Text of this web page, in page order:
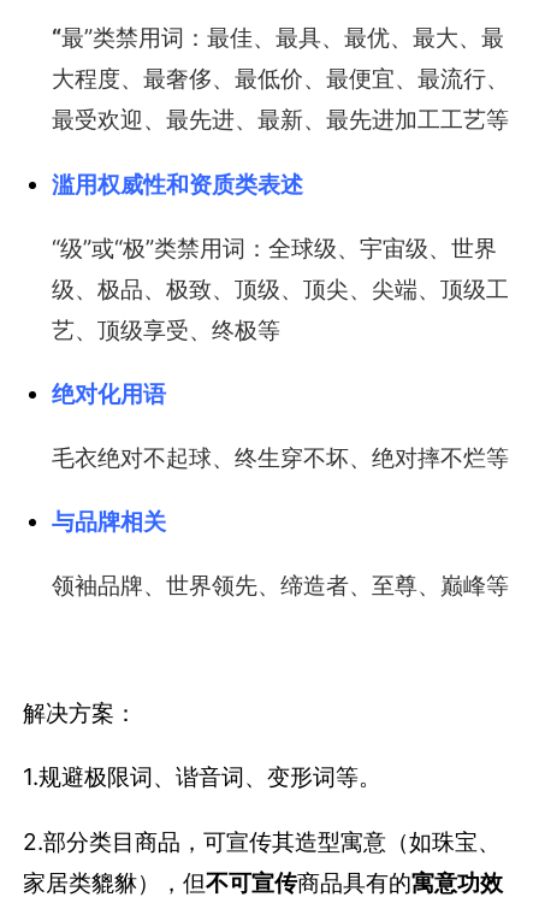
“最”类禁用词：最佳、最具、最优、最大、最
大程度、最奢侈、最低价、最便宜、最流行、
最受欢迎、最先进、最新、最先进加工工艺等
滥用权威性和资质类表述
“级”或“极”类禁用词：全球级、宇宙级、世界
级、极品、极致、顶级、顶尖、尖端、顶级工
艺、顶级享受、终极等
绝对化用语
毛衣绝对不起球、终生穿不坏、绝对摔不烂等
与品牌相关
领袖品牌、世界领先、缔造者、至尊、巅峰等
解决方案：
1.规避极限词、谐音词、变形词等。
2.部分类目商品，可宣传其造型寓意（如珠宝、
家居类貔貅），但不可宣传商品具有的寓意功效